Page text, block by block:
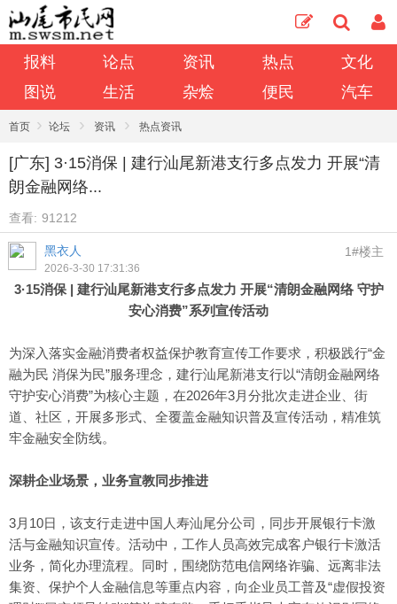
报料 论点 资讯 热点
文化
图说
生活 杂烩 便民 汽车
首页 › 论坛 › 资讯 › 热点资讯
[广东] 3·15消保 | 建行汕尾新港支行多点发力 开展“清
朗金融网络...
查看: 91212
黑衣人
2026-3-30 17:31:36
1#楼主
3·15消保 | 建行汕尾新港支行多点发力 开展“清朗金融网络 守护
安心消费”系列宣传活动
为深入落实金融消费者权益保护教育宣传工作要求，积极践行“金
融为民 消保为民”服务理念，建行汕尾新港支行以“清朗金融网络
守护安心消费”为核心主题，在2026年3月分批次走进企业、街
道、社区，开展多形式、全覆盖金融知识普及宣传活动，精准筑
牢金融安全防线。
深耕企业场景，业务宣教同步推进
3月10日，该支行走进中国人寿汕尾分公司，同步开展银行卡激
活与金融知识宣传。活动中，工作人员高效完成客户银行卡激活
业务，简化办理流程。同时，围绕防范电信网络诈骗、远离非法
集资、保护个人金融信息等重点内容，向企业员工普及“虚假投资